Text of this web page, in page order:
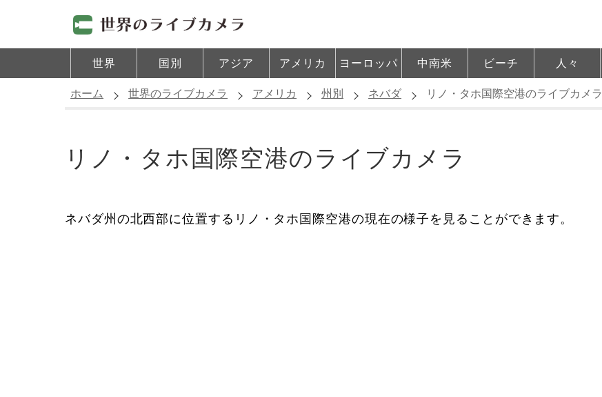
世界 国別 アジア アメリカ ヨーロッパ 中南米 ビーチ 人々
ホーム 世界のライブカメラ アメリカ 州別 ネバダ リノ・タホ国際空港のライブカメラ
リノ・タホ国際空港のライブカメラ
ネバダ州の北西部に位置するリノ・タホ国際空港の現在の様子を見ることができます。